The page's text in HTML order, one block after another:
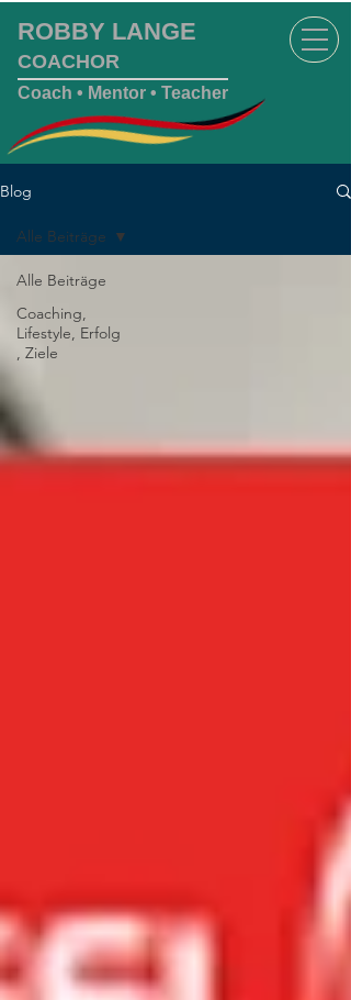
ROBBY LANGE
COACHOR
Coach • Mentor • Teacher
Blog
Alle Beiträge
Coaching,
Lifestyle, Erfolg
, Ziele
Alle Beiträge